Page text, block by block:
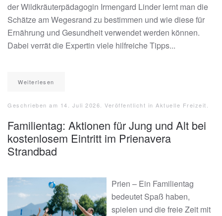
der Wildkräuterpädagogin Irmengard Linder lernt man die
Schätze am Wegesrand zu bestimmen und wie diese für
Ernährung und Gesundheit verwendet werden können.
Dabei verrät die Expertin viele hilfreiche Tipps...
Weiterlesen
Geschrieben am 14. Juli 2026 . Veröffentlicht in Aktuelle Freizeit
Familientag: Aktionen für Jung und Alt bei
kostenlosem Eintritt im Prienavera
Strandbad
Prien – Ein Familientag
bedeutet Spaß haben,
spielen und die freie Zeit mit